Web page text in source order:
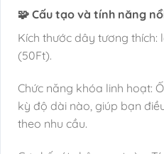
🧩 Cấu tạo và tính năng
Kích thước dây tương thích:
(50Ft).
Chức năng khóa linh hoạt:
kỳ độ dài nào, giúp bạn
theo nhu cầu.